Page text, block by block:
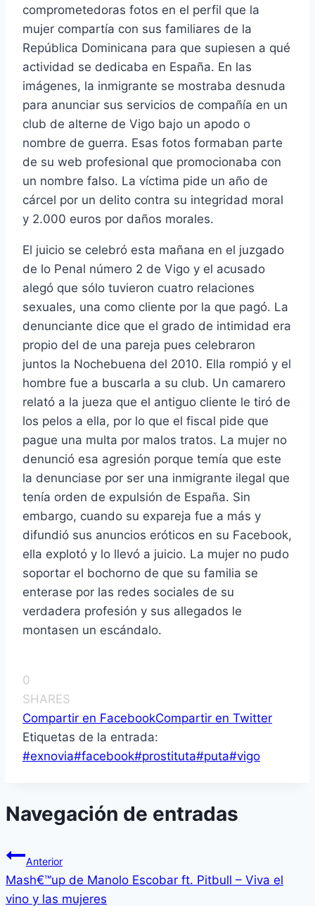
comprometedoras fotos en el perfil que la
mujer compartí­a con sus familiares de la
República Dominicana para que supiesen a qué
actividad se dedicaba en España. En las
imágenes, la inmigrante se mostraba desnuda
para anunciar sus servicios de compañí­a en un
club de alterne de Vigo bajo un apodo o
nombre de guerra. Esas fotos formaban parte
de su web profesional que promocionaba con
un nombre falso. La ví­ctima pide un año de
cárcel por un delito contra su integridad moral
y 2.000 euros por daños morales.
El juicio se celebró esta mañana en el juzgado
de lo Penal número 2 de Vigo y el acusado
alegó que sólo tuvieron cuatro relaciones
sexuales, una como cliente por la que pagó. La
denunciante dice que el grado de intimidad era
propio del de una pareja pues celebraron
juntos la Nochebuena del 2010. Ella rompió y el
hombre fue a buscarla a su club. Un camarero
relató a la jueza que el antiguo cliente le tiró de
los pelos a ella, por lo que el fiscal pide que
pague una multa por malos tratos. La mujer no
denunció esa agresión porque temí­a que este
la denunciase por ser una inmigrante ilegal que
tení­a orden de expulsión de España. Sin
embargo, cuando su expareja fue a más y
difundió sus anuncios eróticos en su Facebook,
ella explotó y lo llevó a juicio. La mujer no pudo
soportar el bochorno de que su familia se
enterase por las redes sociales de su
verdadera profesión y sus allegados le
montasen un escándalo.
0
SHARES
Compartir en FacebookCompartir en Twitter
Etiquetas de la entrada:
#exnovia#facebook#prostituta#puta#vigo
Navegación de entradas
Anterior
Mash€™up de Manolo Escobar ft. Pitbull – Viva el
vino y las mujeres